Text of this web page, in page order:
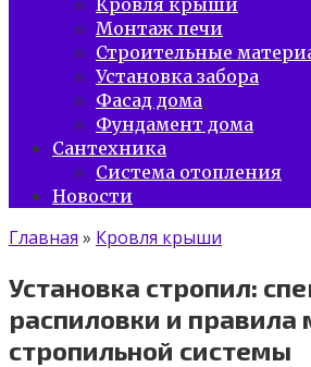
Кровля крыши
Монтаж печи
Строительные
Установка забора
Фасад дома
Фундамент дома
Сантехника
Система отопления
Новости
Главная » Кровля крыши
Установка стропил:
распиловки и
стропильной системы